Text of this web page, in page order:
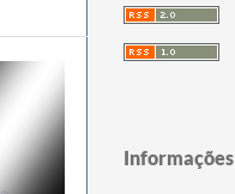
Informações